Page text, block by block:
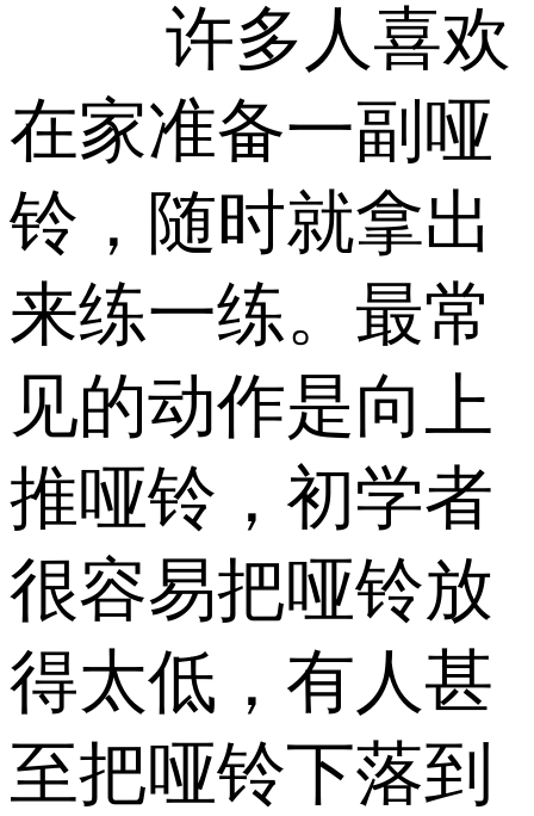
许多人喜欢
在家准备一副哑
铃，随时就拿出
来练一练。最常
见的动作是向上
推哑铃，初学者
很容易把哑铃放
得太低，有人甚
至把哑铃下落到